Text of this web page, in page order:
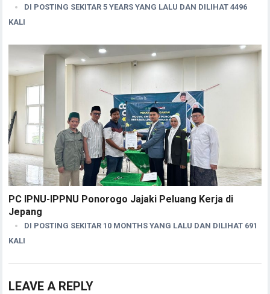
DI POSTING SEKITAR 5 YEARS YANG LALU DAN DILIHAT 4496
KALI
PC IPNU-IPPNU Ponorogo Jajaki Peluang Kerja di
Jepang
DI POSTING SEKITAR 10 MONTHS YANG LALU DAN DILIHAT 691
KALI
LEAVE A REPLY